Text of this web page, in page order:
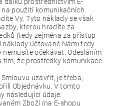
použití komunikačních
Vy. Tyto náklady se však
kterou hradíte za
(tedy zejména za přístup
náklady účtované Námi tedy
nemusíte očekávat. Odesláním
tím, že prostředky komunikace
uzavřít, je třeba,
Objednávku. V tomto
následující údaje:
Zboží (na E-shopu